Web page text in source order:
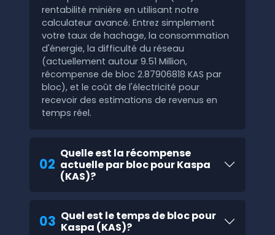
rentabilité minière en utilisant notre
calculateur avancé. Entrez simplement
votre taux de hachage, la consommation
d'énergie, la difficulté du réseau
(actuellement autour 9.51 Million,
récompense de bloc 2.87906818 KAS par
bloc), et le coût de l'électricité pour
recevoir des estimations de revenus en
temps réel.
02
Quelle est la récompense
actuelle par bloc pour Kaspa
(KAS)?
03 Quel est le temps de bloc pour
Kaspa (KAS)?